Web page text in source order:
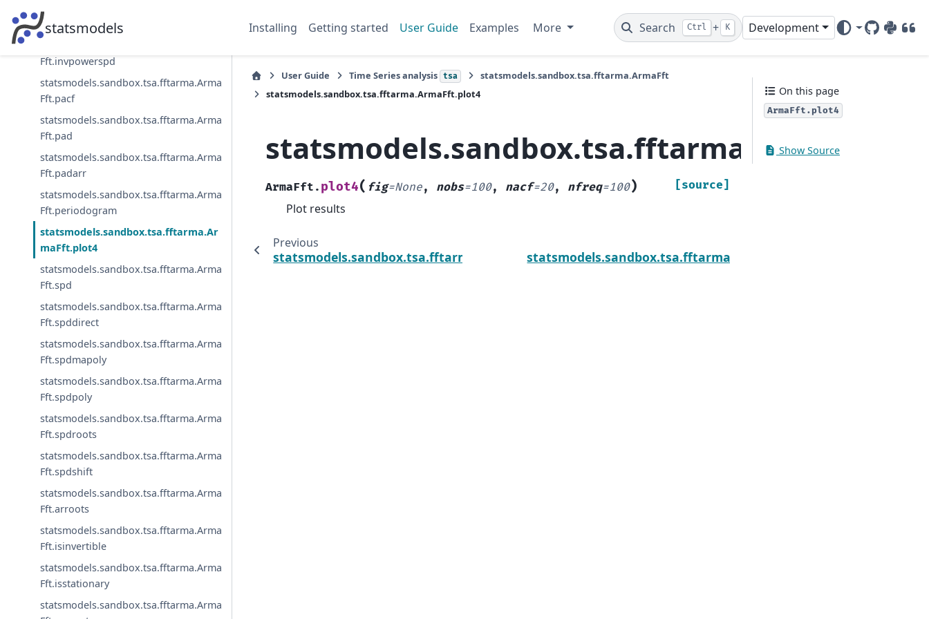
statsmodels Installing Getting started User Guide Examples More Search Ctrl + K Development
GitHub
PyPIDOI
statsmodels.sandbox.tsa.fftarma.Arma
Fft.invertroots
Fft.invpowerspd
statsmodels.sandbox.tsa.fftarma.Arma
Fft.pacf
statsmodels.sandbox.tsa.fftarma.Arma
Fft.pad
statsmodels.sandbox.tsa.fftarma.Arma
Fft.padarr
statsmodels.sandbox.tsa.fftarma.Arma
Fft.periodogram
statsmodels.sandbox.tsa.fftarma.Ar
maFft.plot4
statsmodels.sandbox.tsa.fftarma.Arma
Fft.spd
statsmodels.sandbox.tsa.fftarma.Arma
Fft.spddirect
statsmodels.sandbox.tsa.fftarma.Arma
Fft.spdmapoly
statsmodels.sandbox.tsa.fftarma.Arma
Fft.spdpoly
statsmodels.sandbox.tsa.fftarma.Arma
Fft.spdroots
statsmodels.sandbox.tsa.fftarma.Arma
Fft.spdshift
statsmodels.sandbox.tsa.fftarma.Arma
Fft.arroots
statsmodels.sandbox.tsa.fftarma.Arma
Fft.isinvertible
statsmodels.sandbox.tsa.fftarma.Arma
Fft.isstationary
statsmodels.sandbox.tsa.fftarma.Arma
User Guide Time Series analysis tsa
statsmodels.sandbox.tsa.fftarma.ArmaFft
statsmodels.sandbox.tsa.fftarma.ArmaFft.plot4
ArmaFft. plot4( fig=None, nobs=100, nacf=20, nfreq=100) [source]
Plot results
Previous
statsmodels.sandbox.tsa.fftarma.ArmaFft.periodogramstatsmodels.sandbox.tsa.fftarma.ArmaFft.spd
On this page
ArmaFft.plot4
Show Source